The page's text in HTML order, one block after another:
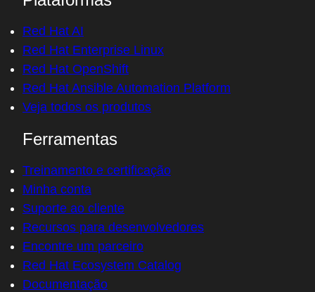
Red Hat AI
Red Hat Enterprise Linux
Red Hat OpenShift
Red Hat Ansible Automation Platform
Veja todos os produtos
Ferramentas
Treinamento e certificação
Minha conta
Suporte ao cliente
Recursos para desenvolvedores
Encontre um parceiro
Red Hat Ecosystem Catalog
Documentação